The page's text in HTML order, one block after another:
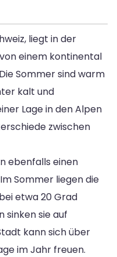
liegt in der
einem kontinental
Sommer sind warm
kalt und
Lage in den Alpen
zwischen
ebenfalls einen
Sommer liegen die
etwa 20 Grad
sinken sie auf
kann sich über
im Jahr freuen.